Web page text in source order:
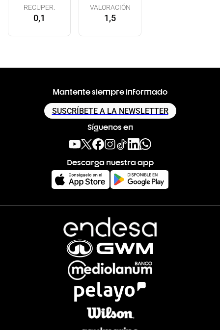
RECUPER.
0,1
VALORACIÓN
1,5
Mantente siempre informado
SUSCRÍBETE A LA NEWSLETTER
Síguenos en
Descarga nuestra app